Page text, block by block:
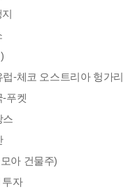
럽-체코 오스트리아 헝가리
-푸켓
스
아 건물주)
투자